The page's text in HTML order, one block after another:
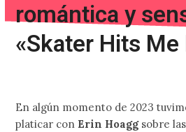
romántica y
«Skater Hits Me
En algún momento de 2023
platicar con Erin Hoagg sobre